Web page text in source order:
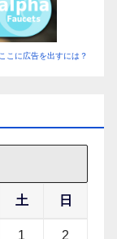
ここに広告を出すには？
土 日
1 2